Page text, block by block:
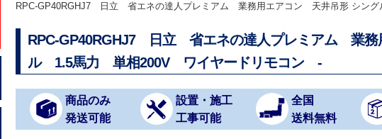
RPC-GP40RGHJ7 日立 省エネの達人プレミアム 業務用エアコン 天井吊形 シング
RPC-GP40RGHJ7 日立 省エネの達人プレミアム 業
ル 1.5馬力 単相200V ワイヤードリモコン -
商品のみ
発送可能
設置・施工
工事可能
全国
送料無料